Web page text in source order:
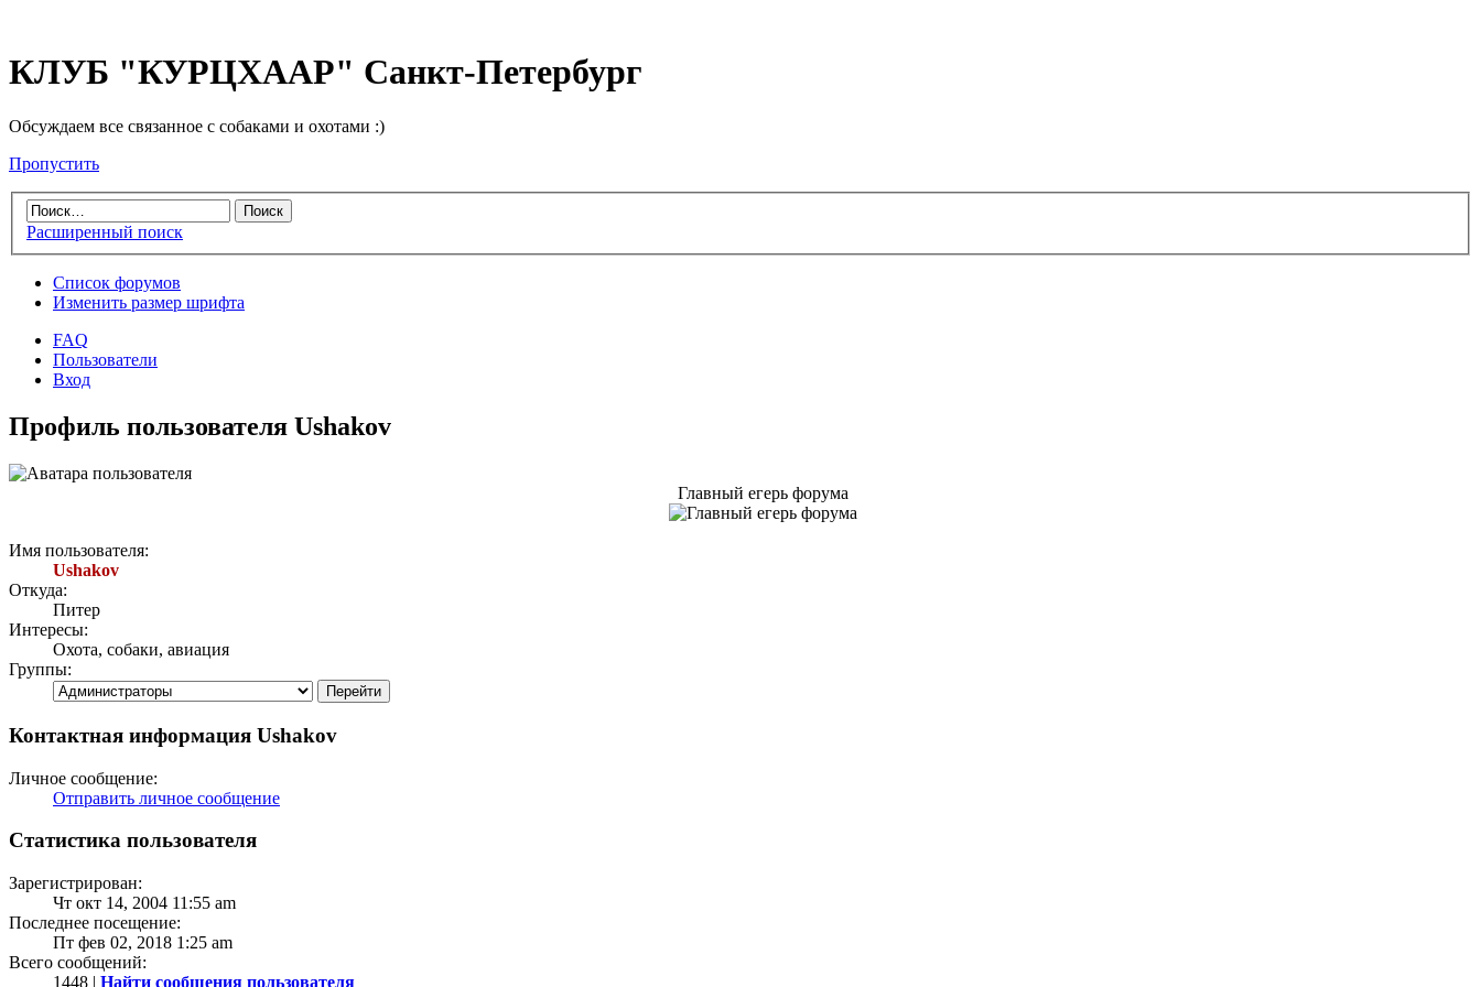
КЛУБ "КУРЦХААР" Санкт-Петербург
Обсуждаем все связанное с собаками и охотами :)
Пропустить
Расширенный поиск
Список форумов
Изменить размер шрифта
FAQ
Пользователи
Вход
Профиль пользователя Ushakov
Главный егерь форума
Имя пользователя:
Ushakov
Откуда:
Питер
Интересы:
Охота, собаки, авиация
Группы:
Контактная информация Ushakov
Личное сообщение:
Отправить личное сообщение
Статистика пользователя
Зарегистрирован:
Чт окт 14, 2004 11:55 am
Последнее посещение:
Пт фев 02, 2018 1:25 am
Всего сообщений:
1448 | Найти сообщения пользователя